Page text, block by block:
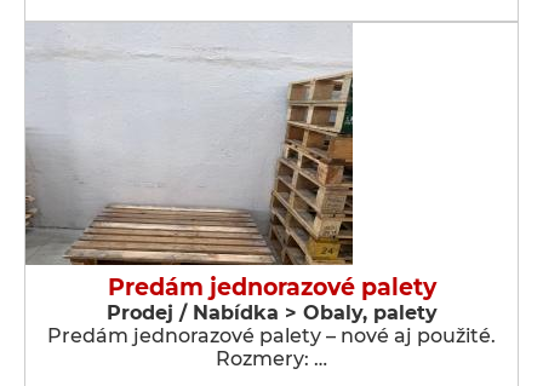
Predám jednorazové palety
Prodej / Nabídka > Obaly, palety
Predám jednorazové palety – nové aj použité.
Rozmery: …